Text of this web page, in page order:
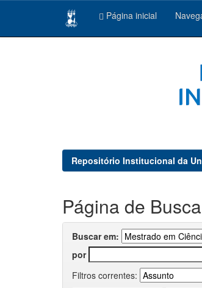
Página inicial
Repositório Institucional da
Página de Busca
Buscar em:
por
Filtros correntes: